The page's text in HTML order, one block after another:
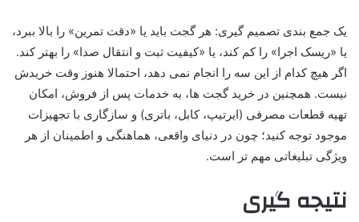
یک جمع بندی تصمیم گیری: هر گجت باید یا «دقت تمرین» را بالا ببرد،
یا «ریسک اجرا» را کم کند، یا «کیفیت ثبت و انتقال صدا» را بهتر کند.
اگر هیچ کدام از این سه را انجام نمی دهد، احتمالا هنوز وقت خریدش
نیست. همچنین در خرید گجت ها، به خدمات پس از فروش، امکان
تهیه قطعات مصرفی (ایرتیپ، کابل، باتری) و سازگاری با تجهیزات
موجود توجه کنید؛ چون در دنیای واقعی، هماهنگی و اطمینان از هر
ویژگی تبلیغاتی مهم تر است.
نتیجه گیری